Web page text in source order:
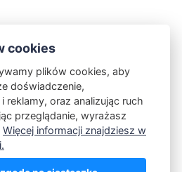
Prywatności
by Publii
cookies
plików cookies, aby
doświadczenie,
reklamy, oraz analizując ruch
przeglądanie, wyrażasz
Więcej informacji znajdziesz w